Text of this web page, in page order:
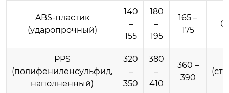
ABS-пластик
(ударопрочный)
140
–
155
180
–
195
165 –
175
PPS
(полифениленсульфид,
наполненный)
320
–
350
380
–
410
360 –
390